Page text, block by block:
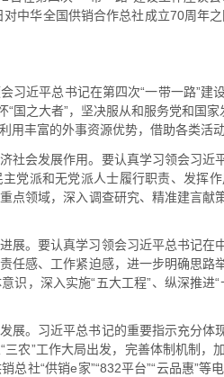
中华全国供销合作总社成立70周年
习近平总书记在第四次“一带一路”
“国之大者”，坚决服从和服务党和国
用丰富的外事资源优势，借助各类活
社会发展作用。要认真学习领会习
党派和无党派人士履行职责、发挥
点领域，深入调查研究、精准建言
展。要认真学习领会习近平总书记
任感、工作紧迫感，进一步明确思
识，深入实施“五大工程”、纵深推
展。习近平总书记的重要指示充分
农”工作大局出发，完善体制机制
总社“供销e家”“832平台”“云品惠”